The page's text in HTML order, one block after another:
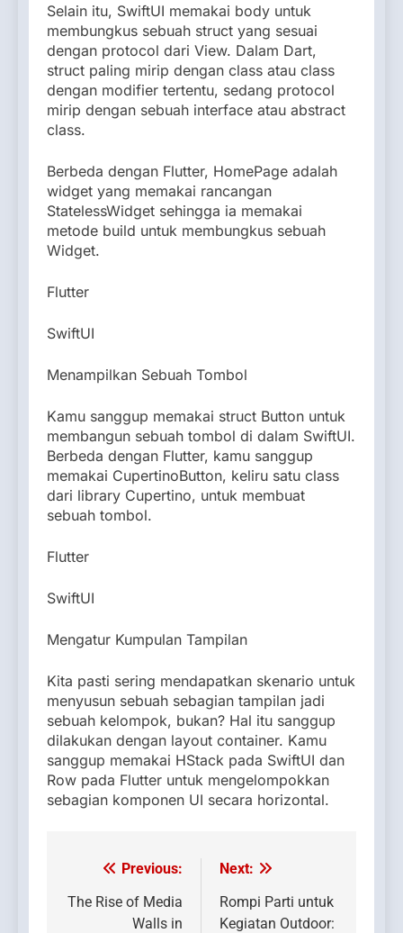
Selain itu, SwiftUI memakai body untuk
membungkus sebuah struct yang sesuai
dengan protocol dari View. Dalam Dart,
struct paling mirip dengan class atau class
dengan modifier tertentu, sedang protocol
mirip dengan sebuah interface atau abstract
class.
Berbeda dengan Flutter, HomePage adalah
widget yang memakai rancangan
StatelessWidget sehingga ia memakai
metode build untuk membungkus sebuah
Widget.
Flutter
SwiftUI
Menampilkan Sebuah Tombol
Kamu sanggup memakai struct Button untuk
membangun sebuah tombol di dalam SwiftUI.
Berbeda dengan Flutter, kamu sanggup
memakai CupertinoButton, keliru satu class
dari library Cupertino, untuk membuat
sebuah tombol.
Flutter
SwiftUI
Mengatur Kumpulan Tampilan
Kita pasti sering mendapatkan skenario untuk
menyusun sebuah sebagian tampilan jadi
sebuah kelompok, bukan? Hal itu sanggup
dilakukan dengan layout container. Kamu
sanggup memakai HStack pada SwiftUI dan
Row pada Flutter untuk mengelompokkan
sebagian komponen UI secara horizontal.
Post
navigation
Previous:
The Rise of Media
Walls in
Next:
Rompi Parti untuk
Kegiatan Outdoor: